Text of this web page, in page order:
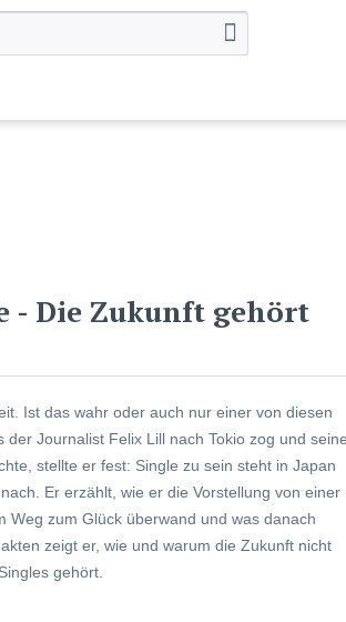
- Die Zukunft gehört
Ist das wahr oder auch nur einer von diesen
der Journalist Felix Lill nach Tokio zog und seine
stellte er fest: Single zu sein steht in Japan
Er erzählt, wie er die Vorstellung von einer
Weg zum Glück überwand und was danach
zeigt er, wie und warum die Zukunft nicht
gehört.